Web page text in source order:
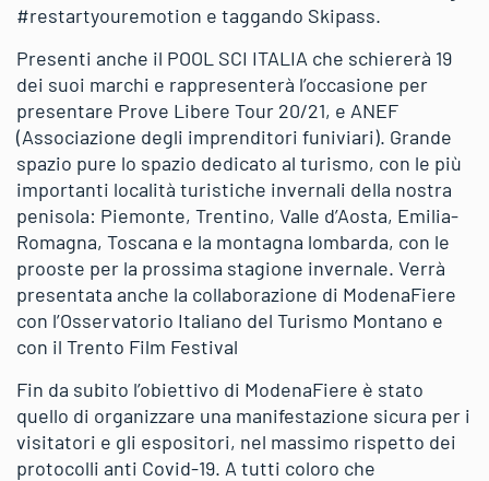
#restartyouremotion e taggando Skipass.
Presenti anche il POOL SCI ITALIA che schiererà 19
dei suoi marchi e rappresenterà l’occasione per
presentare Prove Libere Tour 20/21, e ANEF
(Associazione degli imprenditori funiviari). Grande
spazio pure lo spazio dedicato al turismo, con le più
importanti località turistiche invernali della nostra
penisola: Piemonte, Trentino, Valle d’Aosta, Emilia-
Romagna, Toscana e la montagna lombarda, con le
prooste per la prossima stagione invernale. Verrà
presentata anche la collaborazione di ModenaFiere
con l’Osservatorio Italiano del Turismo Montano e
con il Trento Film Festival
Fin da subito l’obiettivo di ModenaFiere è stato
quello di organizzare una manifestazione sicura per i
visitatori e gli espositori, nel massimo rispetto dei
protocolli anti Covid-19. A tutti coloro che